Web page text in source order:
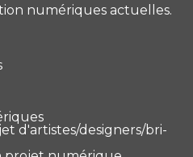
numériques actuelles.
d'artistes/designers/bri-